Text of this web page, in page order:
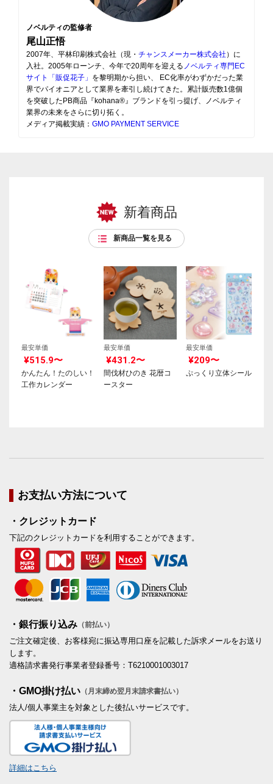
ノベルティの監修者
尾山正悟
2007年、平林印刷株式会社（現・ チャンスメーカー株式会社 ）に
入社。2005年ローンチ、今年で20周年を迎える ノベルティ専門EC
サイト「販促花子」 を黎明期から担い、 EC化率がわずかだった業
界でパイオニアとして業界を牽引し続けてきた。累計販売数1億個
を突破したPB商品『kohana®』ブランドを引っ提げ、ノベルティ
業界の未来をさらに切り拓く。
メディア掲載実績： GMO PAYMENT SERVICE
新着商品
新商品一覧を見る
最安単価
¥515.9〜
かんたん！たのしい！
工作カレンダー
最安単価
¥431.2〜
間伐材ひのき 花暦コ
ースター
最安単価
¥209〜
ぷっくり立体シール
お支払い方法について
・クレジットカード
下記のクレジットカードを利用することができます。
・銀行振り込み （前払い）
ご注文確定後、お客様宛に振込専用口座を記載した訴求メールをお送り
します。
適格請求書発行事業者登録番号：T6210001003017
・GMO掛け払い （月末締め翌月末請求書払い）
法人/個人事業主を対象とした後払いサービスです。
詳細はこちら